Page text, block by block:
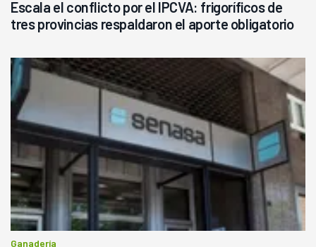
Escala el conflicto por el IPCVA: frigoríficos de
tres provincias respaldaron el aporte obligatorio
Ganadería